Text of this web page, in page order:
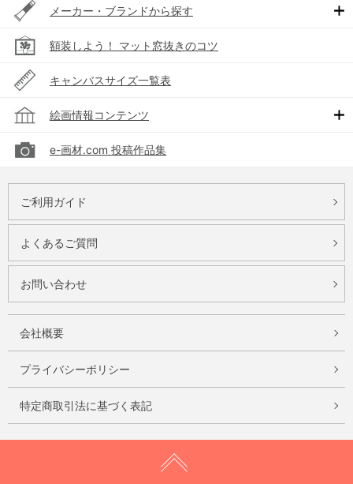
メーカー・ブランドから探す
額装しよう！ マット窓抜きのコツ
キャンバスサイズ一覧表
絵画情報コンテンツ
e-画材.com 投稿作品集
ご利用ガイド
よくあるご質問
お問い合わせ
会社概要
プライバシーポリシー
特定商取引法に基づく表記